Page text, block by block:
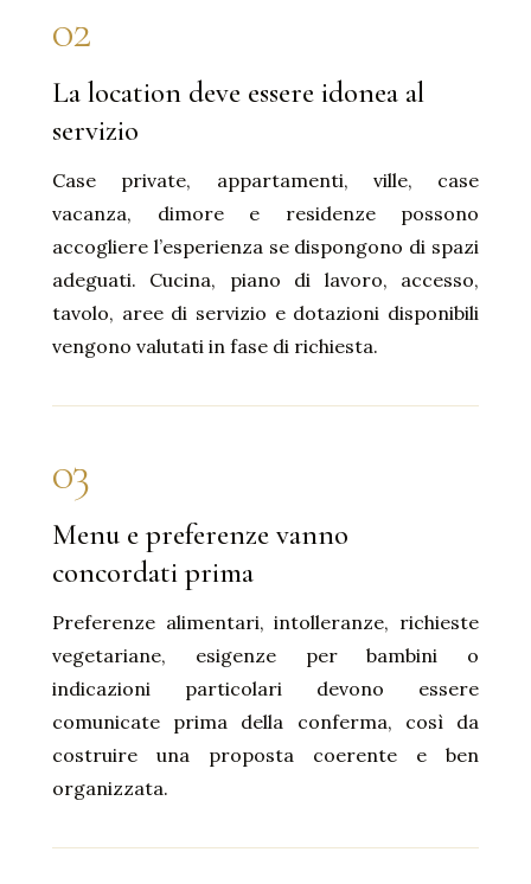
02
La location deve essere idonea al
servizio
Case private, appartamenti, ville, case
vacanza, dimore e residenze possono
accogliere l’esperienza se dispongono di spazi
adeguati. Cucina, piano di lavoro, accesso,
tavolo, aree di servizio e dotazioni disponibili
vengono valutati in fase di richiesta.
03
Menu e preferenze vanno
concordati prima
Preferenze alimentari, intolleranze, richieste
vegetariane, esigenze per bambini o
indicazioni particolari devono essere
comunicate prima della conferma, così da
costruire una proposta coerente e ben
organizzata.